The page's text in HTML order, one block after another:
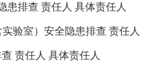
患排查 责任人 具体责任人
验室）安全隐患排查 责任人
责任人 具体责任人